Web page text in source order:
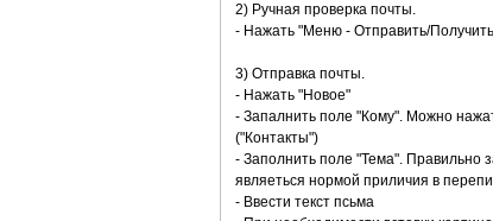
2) Ручная проверка почты.
- Нажать "Меню - Отправить/
3) Отправка почты.
- Нажать "Новое"
- Запалнить поле "Кому". Можно
("Контакты")
- Заполнить поле "Тема". Правильно
являеться нормой приличия в
- Ввести текст псьма